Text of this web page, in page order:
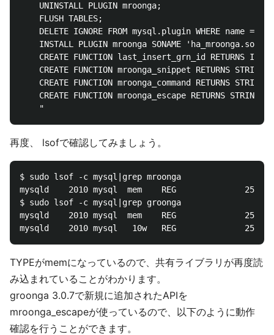
    UNINSTALL PLUGIN mroonga;
    FLUSH TABLES;
DELETE IGNORE FROM mysql.plugin WHERE name =
    INSTALL PLUGIN mroonga SONAME 'ha_mroonga.so';
CREATE FUNCTION last_insert_grn_id RETURNS
CREATE FUNCTION mroonga_snippet RETURNS STRING
CREATE FUNCTION mroonga_command RETURNS STRING
CREATE FUNCTION mroonga_escape RETURNS STRING
再度、 lsofで確認してみましょう。
$ sudo lsof -c mysql|grep mroonga
mysqld    2010 mysql  mem    REG              253,0
$ sudo lsof -c mysql|grep groonga
mysqld    2010 mysql  mem    REG              253,0
TYPEがmemになっているので、共有ライブラリが再度読
み込まれていることがわかります。
groonga 3.0.7で新規に追加されたAPIを
mroonga_escapeが使っているので、以下のように動作
確認を行うことができます。